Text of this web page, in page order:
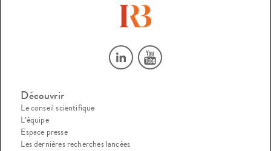
Découvrir
Le conseil scientifique
L’équipe
Espace presse
Les dernières recherches lancées